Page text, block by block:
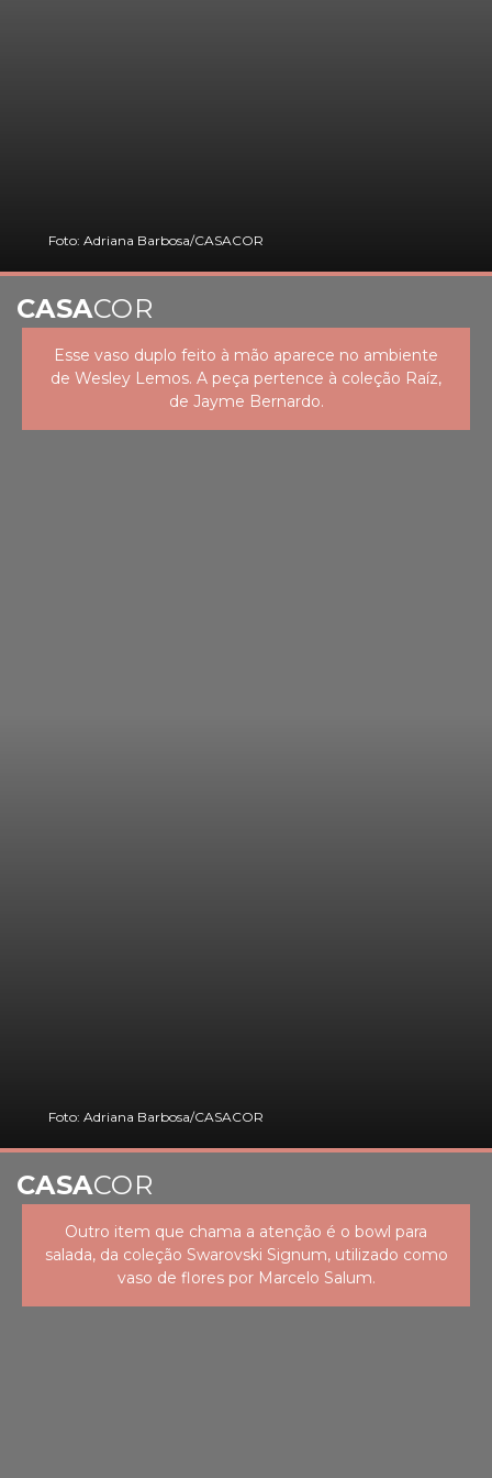
Foto: Adriana Barbosa/CASACOR
Esse vaso duplo feito à mão aparece no ambiente
de Wesley Lemos. A peça pertence à coleção Raíz,
de Jayme Bernardo.
Foto: Adriana Barbosa/CASACOR
CASACOR
Outro item que chama a atenção é o bowl para
salada, da coleção Swarovski Signum, utilizado como
vaso de flores por Marcelo Salum.
CASACOR